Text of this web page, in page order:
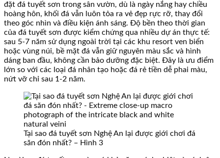
đặt đá tuyết sơn trong sân vườn, dù là ngày nắng hay chiều
hoàng hôn, khối đá vẫn luôn tỏa ra vẻ đẹp rực rỡ, thay đổi
theo góc nhìn và điều kiện ánh sáng. Độ bền theo thời gian
của đá tuyết sơn được kiểm chứng qua nhiều dự án thực tế:
sau 5-7 năm sử dụng ngoài trời tại các khu resort ven biển
hoặc vùng núi, bề mặt đá vẫn giữ nguyên màu sắc và hình
dáng ban đầu, không cần bảo dưỡng đặc biệt. Đây là ưu điểm
lớn so với các loại đá nhân tạo hoặc đá rẻ tiền dễ phai màu,
nứt vỡ chỉ sau 1-2 năm.
Tại sao đá tuyết sơn Nghệ An lại được giới chơi đá
săn đón nhất? – Hình 3